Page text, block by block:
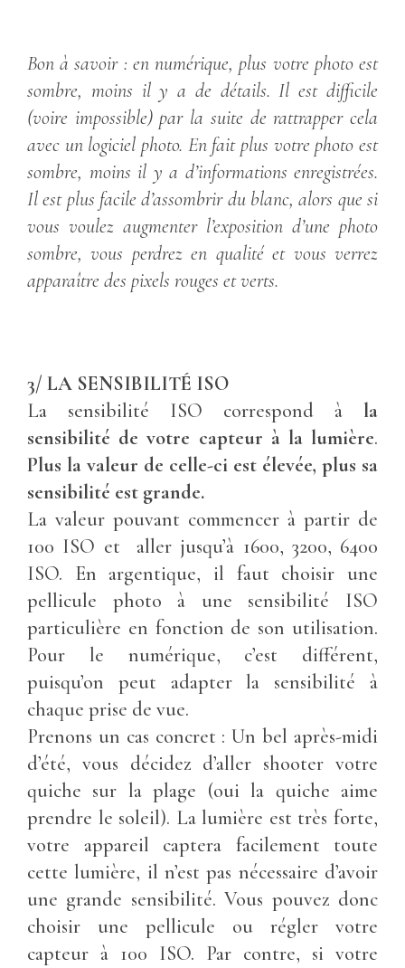
Bon à savoir : en numérique, plus votre photo est
sombre, moins il y a de détails. Il est difficile
(voire impossible) par la suite de rattrapper cela
avec un logiciel photo. En fait plus votre photo est
sombre, moins il y a d’informations enregistrées.
Il est plus facile d’assombrir du blanc, alors que si
vous voulez augmenter l’exposition d’une photo
sombre, vous perdrez en qualité et vous verrez
apparaître des pixels rouges et verts.
3/ LA SENSIBILITÉ ISO
La sensibilité ISO correspond à la
sensibilité de votre capteur à la lumière.
Plus la valeur de celle-ci est élevée, plus sa
sensibilité est grande.
La valeur pouvant commencer à partir de
100 ISO et aller jusqu’à 1600, 3200, 6400
ISO. En argentique, il faut choisir une
pellicule photo à une sensibilité ISO
particulière en fonction de son utilisation.
Pour le numérique, c’est différent,
puisqu’on peut adapter la sensibilité à
chaque prise de vue.
Prenons un cas concret : Un bel après-midi
d’été, vous décidez d’aller shooter votre
quiche sur la plage (oui la quiche aime
prendre le soleil). La lumière est très forte,
votre appareil captera facilement toute
cette lumière, il n’est pas nécessaire d’avoir
une grande sensibilité. Vous pouvez donc
choisir une pellicule ou régler votre
capteur à 100 ISO. Par contre, si votre